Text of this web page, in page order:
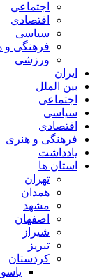
اجتماعی
اقتصادی
سیاسی
فرهنگی و
ورزشی
ایران
بین الملل
اجتماعی
سیاسی
اقتصادی
فرهنگی و هنری
یادداشت
استان ها
تهران
همدان
مشهد
اصفهان
شیراز
تبریز
کردستان